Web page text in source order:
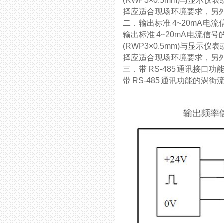
择应适合现场环境要求，另
二．输出标准 4~20mA 电
输出标准 4~20mA 电流信号
(RWP3×0.5mm)与显示仪表
择应适合现场环境要求，
三．带 RS-485 通讯接口功
带 RS-485 通讯功能的涡街流